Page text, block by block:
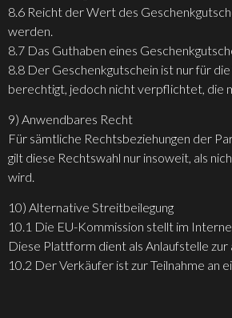
8.6 Reicht der Wert des
werden.
8.7 Das Guthaben eines
8.8 Der Geschenkgutschein ist nur für
berechtigt, jedoch nicht verpflichtet, die
9) Anwendbares Recht
Für sämtliche Rechtsbeziehungen der
gilt diese Rechtswahl nur insoweit, als
wird.
10) Alternative Streitbeilegung
10.1 Die EU-Kommission stellt im
Diese Plattform dient als Anlaufstelle
10.2 Der Verkäufer ist zur Teilnahme